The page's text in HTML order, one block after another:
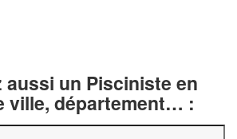
aussi un Pisciniste en
ville, département… :